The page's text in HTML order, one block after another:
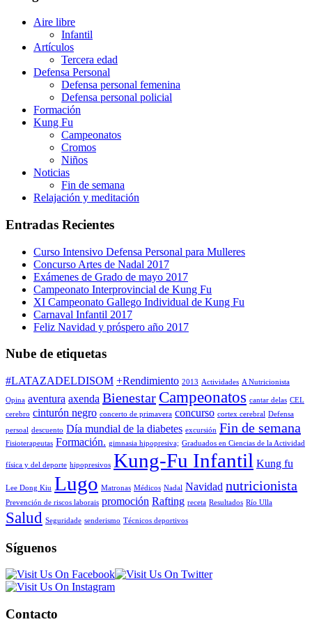
Aire libre
Infantil
Artículos
Tercera edad
Defensa Personal
Defensa personal femenina
Defensa personal policial
Formación
Kung Fu
Campeonatos
Cromos
Niños
Noticias
Fin de semana
Relajación y meditación
Entradas Recientes
Curso Intensivo Defensa Personal para Mulleres
Concurso Artes de Nadal 2017
Exámenes de Grado de mayo 2017
Campeonato Interprovincial de Kung Fu
XI Campeonato Gallego Individual de Kung Fu
Carnaval Infantil 2017
Feliz Navidad y próspero año 2017
Nube de etiquetas
#LATAZADELDISOM +Rendimiento 2013 Actividades A Nutricionista
Opina aventura axenda Bienestar Campeonatos cantar delas CEL
cerebro cinturón negro concerto de primavera concurso cortex cerebral Defensa
persoal descuento Día mundial de la diabetes excursión Fin de semana
Fisioterapeutas Formación. gimnasia hipopresiva; Graduados en Ciencias de la Actividad
física y del deporte hipopresivos Kung-Fu Infantil Kung fu
Lee Dong Kiu Lugo Matronas Médicos Nadal Navidad nutricionista
Prevención de riscos laborais promoción Rafting receta Resultados Río Ulla
Salud Seguridade senderismo Técnicos deportivos
Síguenos
Contacto